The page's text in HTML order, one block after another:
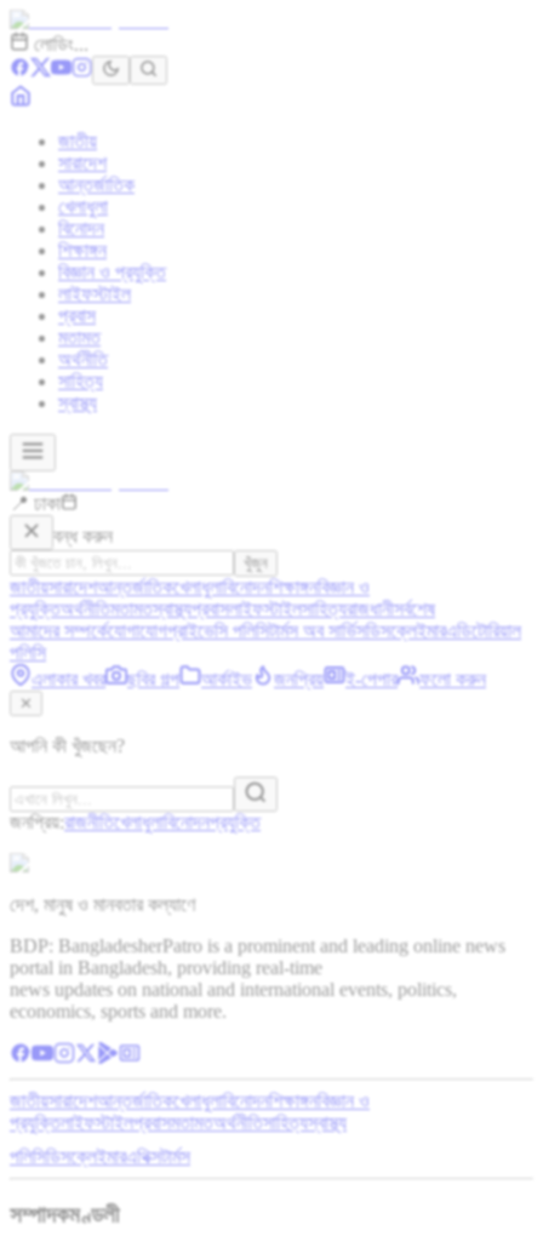
লোডিং...
জাতীয়
সারাদেশ
আন্তর্জাতিক
খেলাধুলা
বিনোদন
শিক্ষাঙ্গন
বিজ্ঞান ও প্রযুক্তি
লাইফস্টাইল
প্রবাস
মতামত
অর্থনীতি
সাহিত্য
স্বাস্থ্য
📍 ঢাকা
বন্ধ করুন
খুঁজুন
জাতীয়সারাদেশআন্তর্জাতিকখেলাধুলাবিনোদনশিক্ষাঙ্গনবিজ্ঞান ও
প্রযুক্তিঅর্থনীতিমতামতস্বাস্থ্যপ্রবাসলাইফস্টাইলসাহিত্যরাজধানীসর্বশেষ
আমাদের সম্পর্কেযোগাযোগপ্রাইভেসি পলিসি টার্মস অব সার্ভিসডিসক্লেইমারএডিটোরিয়াল
পলিসি
এলাকার খবর
ছবির গল্প আর্কাইভ জনপ্রিয় ই-পেপার ফলো করুন
✕
আপনি কী খুঁজছেন?
জনপ্রিয়:রাজনীতিখেলাধুলাবিনোদনপ্রযুক্তি
দেশ, মানুষ ও মানবতার কল্যাণে
BDP: BangladesherPatro is a prominent and leading online news
portal in Bangladesh, providing real-time
news updates on national and international events, politics,
economics, sports and more.
জাতীয়সারাদেশআন্তর্জাতিকখেলাধুলাবিনোদনশিক্ষাঙ্গনবিজ্ঞান ও
প্রযুক্তিলাইফস্টাইলপ্রবাসমতামতঅর্থনীতিসাহিত্যস্বাস্থ্য
পলিসিডিসক্লেইমারএথিক্স টার্মস
সম্পাদকমণ্ডলী